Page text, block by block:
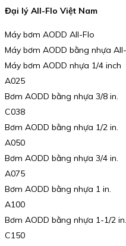
Đại lý All-Flo Việt Nam
Máy bơm AODD All-Flo
Máy bơm AODD bằng nhựa
Máy bơm AODD nhựa 1/4 inch
A025
Bơm AODD bằng nhựa 3/8 in.
C038
Bơm AODD bằng nhựa 1/2 in.
A050
Bơm AODD bằng nhựa 3/4 in.
A075
Bơm AODD bằng nhựa 1 in.
A100
Bơm AODD bằng nhựa 1-1/2 in.
C150